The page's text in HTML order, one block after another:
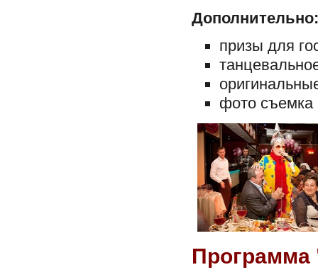
Дополнительно:
призы для
фото съемка